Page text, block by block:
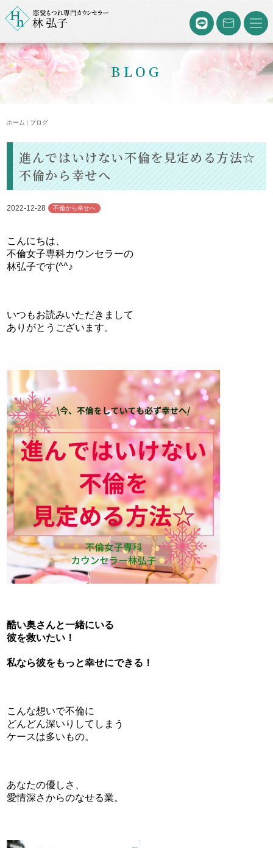
BLOG
ホーム | ブログ
進んではいけない不倫を見定める方法☆
不倫から幸せへ
2022-12-28 不倫から幸せへ
こんにちは、
不倫女子専科カウンセラーの
林弘子です(^^♪
いつもお読みいただきまして
ありがとうございます。
酷い奥さんと一緒にいる
彼を救いたい！
私なら彼をもっと幸せにできる！
こんな想いで不倫に
どんどん深いりしてしまう
ケースは多いもの。
あなたの優しさ、
愛情深さからのなせる業。